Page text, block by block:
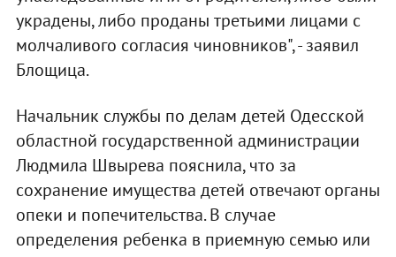
украдены, либо проданы третьими лицами с
молчаливого согласия чиновников", - заявил
Блощица.
Начальник службы по делам детей Одесской
областной государственной администрации
Людмила Швырева пояснила, что за
сохранение имущества детей отвечают органы
опеки и попечительства. В случае
определения ребенка в приемную семью или